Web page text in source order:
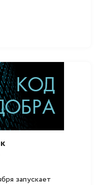
запускает